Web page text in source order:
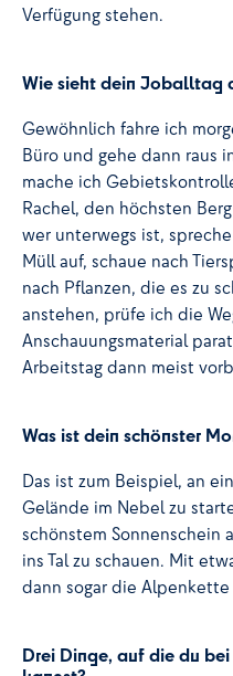
Verfügung stehen.
Wie sieht dein Joballtag
Gewöhnlich fahre ich
Büro und gehe dann raus
mache ich
Rachel, den höchsten
wer unterwegs ist,
Müll auf, schaue nach
nach Pflanzen, die es zu
anstehen, prüfe ich die
Anschauungsmaterial
Arbeitstag dann meist
Was ist dein schönster
Das ist zum Beispiel, an
Gelände im Nebel zu
schönstem Sonnenschein
ins Tal zu schauen. Mit
dann sogar die Alpenkette
Drei Dinge, auf die du